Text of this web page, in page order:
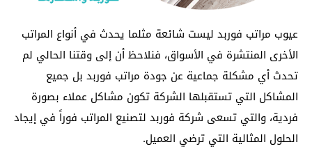
عيوب مراتب فوربد ليست شائعة مثلما يحدث في أنواع المراتب
الأخرى المنتشرة في الأسواق، فنلاحظ أن إلى وقتنا الحالي لم
تحدث أي مشكلة جماعية عن جودة مراتب فوربد بل جميع
المشاكل التي تستقبلها الشركة تكون مشاكل عملاء بصورة
فردية، والتي تسعى شركة فوربد لتصنيع المراتب فوراً في إيجاد
الحلول المثالية التي ترضي العميل.